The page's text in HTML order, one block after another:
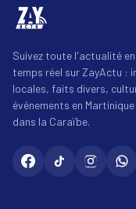
Suivez toute l'actualité en
temps réel sur ZayActu :
locales, faits divers,
événements en
dans la Caraïbe.